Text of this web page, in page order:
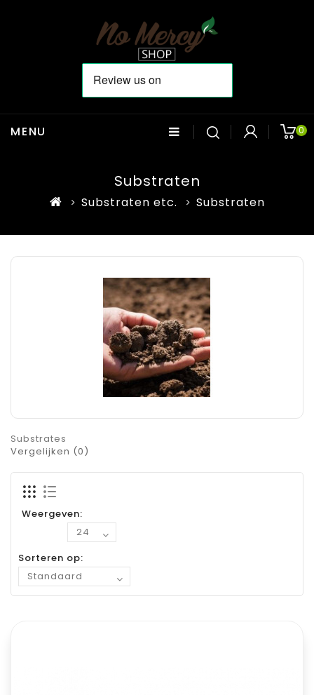
0
MENU
Substraten
Substraten etc. Substraten
Substrates
Vergelijken (0)
Weergeven:
Sorteren op: